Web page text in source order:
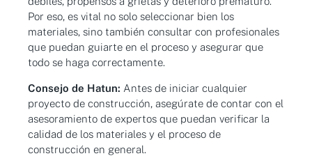
Por eso, es vital no solo seleccionar bien los
materiales, sino también consultar con profesionales
que puedan guiarte en el proceso y asegurar que
todo se haga correctamente.
Consejo de Hatun: Antes de iniciar cualquier
proyecto de construcción, asegúrate de contar con el
asesoramiento de expertos que puedan verificar la
calidad de los materiales y el proceso de
construcción en general.